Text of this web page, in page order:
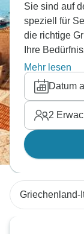
Sie sind auf
speziell für
die richtige
Ihre
entspannt, in
verreisen
Mehr lesen
Datum
2
Griechenland-